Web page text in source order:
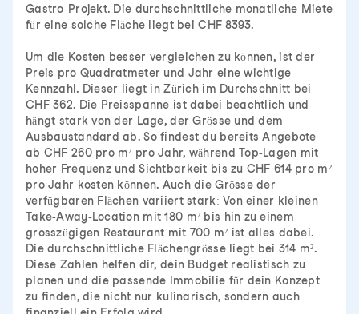
Gastro-Projekt. Die durchschnittliche monatliche Miete
für eine solche Fläche liegt bei CHF 8393.
Um die Kosten besser vergleichen zu können, ist der
Preis pro Quadratmeter und Jahr eine wichtige
Kennzahl. Dieser liegt in Zürich im Durchschnitt bei
CHF 362. Die Preisspanne ist dabei beachtlich und
hängt stark von der Lage, der Grösse und dem
Ausbaustandard ab. So findest du bereits Angebote
ab CHF 260 pro m² pro Jahr, während Top-Lagen mit
hoher Frequenz und Sichtbarkeit bis zu CHF 614 pro m²
pro Jahr kosten können. Auch die Grösse der
verfügbaren Flächen variiert stark: Von einer kleinen
Take-Away-Location mit 180 m² bis hin zu einem
grosszügigen Restaurant mit 700 m² ist alles dabei.
Die durchschnittliche Flächengrösse liegt bei 314 m².
Diese Zahlen helfen dir, dein Budget realistisch zu
planen und die passende Immobilie für dein Konzept
zu finden, die nicht nur kulinarisch, sondern auch